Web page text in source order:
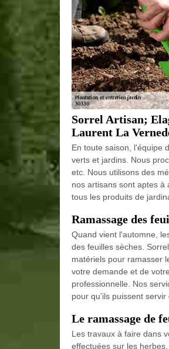
Sorrel Artisan;
Laurent La
En toute saison, l'équipe
verts et jardins. Nous
etc. Nous utilisons des
nos artisans sont aptes à
tous les produits de
Ramassage des
Quand vient l'automne,
des feuilles sèches.
matériels pour ramasser
votre demande et de
professionnelle. Nos
pour qu’ils puissent
Le ramassage de
Les travaux à faire dans
effectuées sur les